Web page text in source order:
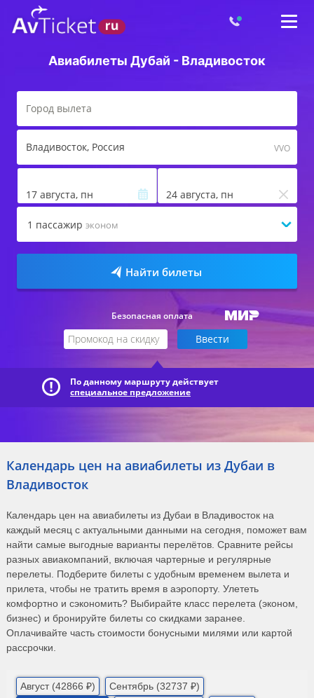
Авиабилеты Дубай - Владивосток
Владивосток, Россия VVO
17 августа, пн 24 августа, пн
1 пассажир эконом
Найти билеты
Безопасная оплата
По данному маршруту действует
специальное предложение
Календарь цен на авиабилеты из Дубаи в
Владивосток
Календарь цен на авиабилеты из Дубаи в Владивосток на
каждый месяц с актуальными данными на сегодня, поможет вам
найти самые выгодные варианты перелётов. Сравните рейсы
разных авиакомпаний, включая чартерные и регулярные
перелеты. Подберите билеты с удобным временем вылета и
прилета, чтобы не тратить время в аэропорту. Улететь
комфортно и сэкономить? Выбирайте класс перелета (эконом,
бизнес) и бронируйте билеты со скидками заранее.
Оплачивайте часть стоимости бонусными милями или картой
рассрочки.
Август (42866 ₽)
Сентябрь (32737 ₽)